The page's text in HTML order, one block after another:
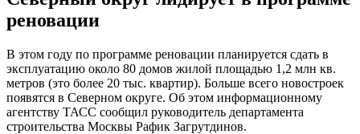
реновации
В этом году по программе реновации планируется сдать в
эксплуатацию около 80 домов жилой площадью 1,2 млн кв.
метров (это более 20 тыс. квартир). Больше всего новостроек
появятся в Северном округе. Об этом информационному
агентству ТАСС сообщил руководитель департамента
строительства Москвы Рафик Загрутдинов.